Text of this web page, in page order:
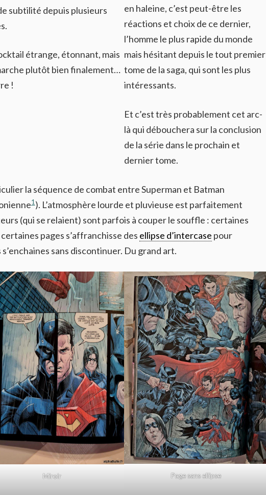
subtilité depuis plusieurs
étrange, étonnant, mais
plutôt bien finalement…
!
en haleine, c’est peut-être les
réactions et choix de ce dernier,
l’homme le plus rapide du monde
mais hésitant depuis le tout premier
tome de la saga, qui sont les plus
intéressants.
Et c’est très probablement cet arc-
là qui débouchera sur la conclusion
de la série dans le prochain et
dernier tome.
la séquence de combat entre Superman et Batman
1). L’atmosphère lourde et pluvieuse est parfaitement
(qui se relaient) sont parfois à couper le souffle : certaines
pages s’affranchisse des ellipse d’intercase pour
sans discontinuer. Du grand art.
Miroir Page sans ellipse